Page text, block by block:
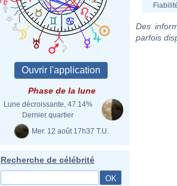
Phase de la lune
Lune décroissante, 47.14%
Dernier quartier
Mer. 12 août 17h37 T.U.
Recherche de célébrité
Des
parfois